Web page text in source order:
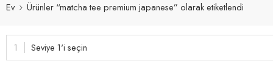
Ev Ürünler “matcha tee premium japanese” olarak etiketlendi
Seviye 1'i seçin